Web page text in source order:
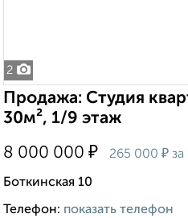
2
Продажа: Студия
30м², 1/9 этаж
8 000 000 ₽ 265 000 ₽ за
Боткинская 10
Телефон: показать телефон